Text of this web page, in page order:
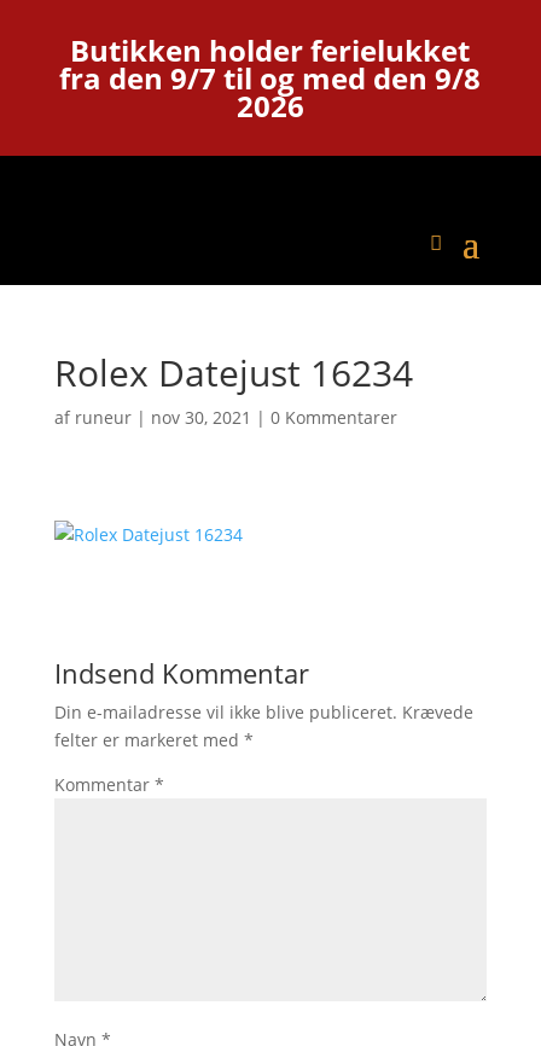
Butikken holder ferielukket
fra den 9/7 til og med den 9/8
2026
Rolex Datejust 16234
af runeur| nov 30, 2021 | 0 Kommentarer
Indsend Kommentar
Din e-mailadresse vil ikke blive publiceret. Krævede
felter er markeret med *
Kommentar *
Navn *